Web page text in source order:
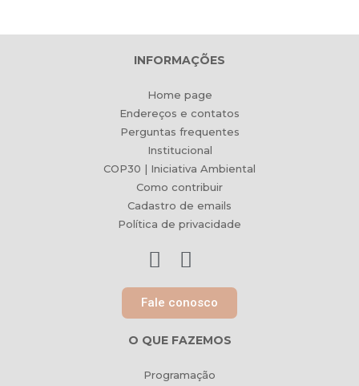
INFORMAÇÕES
Home page
Endereços e contatos
Perguntas frequentes
Institucional
COP30 | Iniciativa Ambiental
Como contribuir
Cadastro de emails
Política de privacidade
Fale conosco
O QUE FAZEMOS
Programação